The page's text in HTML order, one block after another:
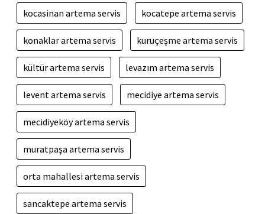
kocasinan artema servis kocatepe artema servis
konaklar artema servis kuruçeşme artema servis
kültür artema servis levazım artema servis
levent artema servis mecidiye artema servis
mecidiyeköy artema servis
muratpaşa artema servis
orta mahallesi artema servis
sancaktepe artema servis